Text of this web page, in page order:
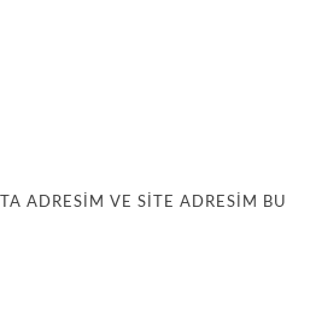
ADRESIM VE SITE ADRESIM BU